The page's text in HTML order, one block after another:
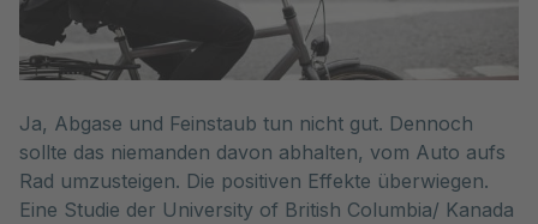
Ja, Abgase und Feinstaub tun nicht gut. Dennoch
sollte das niemanden davon abhalten, vom Auto aufs
Rad umzusteigen. Die positiven Effekte überwiegen.
Eine Studie der University of British Columbia/ Kanada